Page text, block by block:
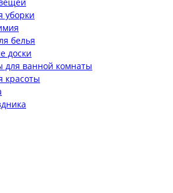
уборки
белья
доски
для ванной комнаты
красоты